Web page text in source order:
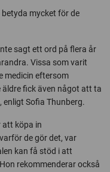
mycket för de
sagt ett ord på flera år
Vissa som varit
medicin eftersom
fick även något att ta
enligt Sofia Thunberg.
att köpa in
de gör det, var
kan få stöd i att
rekommenderar också